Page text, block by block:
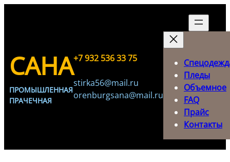
САНА
ПРОМЫШЛЕННАЯ
ПРАЧЕЧНАЯ
+7 932 536 33 75
stirka56@mail.ru
orenburgsana@mail.ru
Пледы
Объемное
FAQ
Прайс
Контакты